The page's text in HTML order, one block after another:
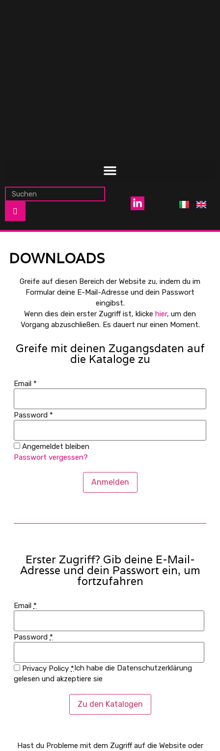
DOWNLOADS
Greife auf diesen Bereich der Website zu, indem du im
Formular deine E-Mail-Adresse und dein Passwort
eingibst.
Wenn dies dein erster Zugriff ist, klicke hier, um den
Vorgang abzuschließen. Es dauert nur einen Moment.
Greife mit deinen Zugangsdaten auf
die Kataloge zu
Email *
Password *
Angemeldet bleiben
Passwort vergessen?
Anmelden
Erster Zugriff? Gib deine E-Mail-
Adresse und dein Passwort ein, um
fortzufahren
Email *
Password *
Privacy Policy *Ich habe die Datenschutzerklärung
gelesen und akzeptiere sie
Zu den Katalogen
Hast du Probleme mit dem Zugriff auf die Website oder